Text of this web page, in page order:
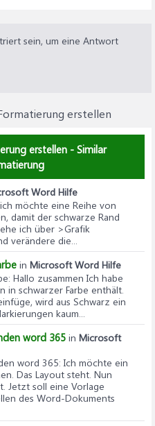
sein, um eine Antwort
erstellen
erstellen - Similar
Word Hilfe
möchte eine Reihe von
damit der schwarze Rand
ich über >Grafik
verändere die...
in Microsoft Word Hilfe
: Hallo zusammen Ich habe
in schwarzer Farbe enthält.
wird aus Schwarz ein
kaum...
word 365 in Microsoft
word 365: Ich möchte ein
Das Layout steht. Nun
Jetzt soll eine Vorlage
des Word-Dokuments